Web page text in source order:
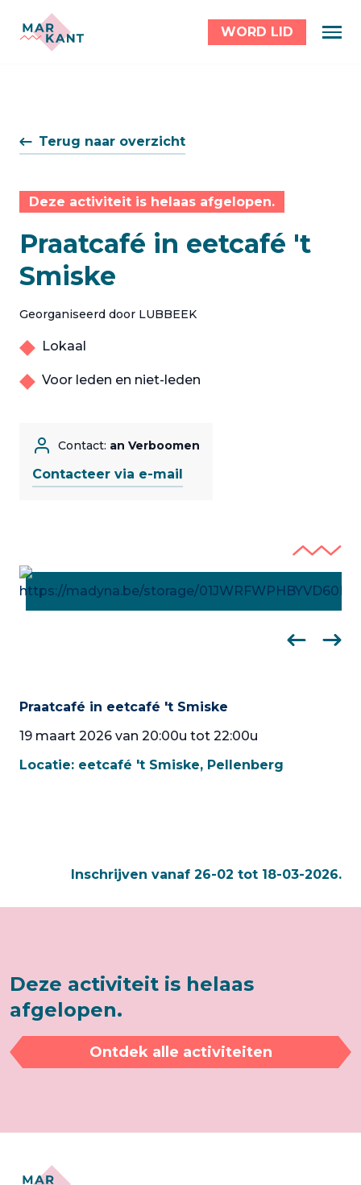
WORD LID
Terug naar overzicht
Deze activiteit is helaas afgelopen.
Praatcafé in eetcafé 't
Smiske
Georganiseerd door LUBBEEK
Lokaal
Voor leden en niet-leden
Contact: an Verboomen
Contacteer via e-mail
Praatcafé in eetcafé 't Smiske
19 maart 2026 van 20:00u tot 22:00u
Locatie: eetcafé 't Smiske, Pellenberg
Inschrijven vanaf 26-02 tot 18-03-2026.
Deze activiteit is helaas
afgelopen.
Ontdek alle activiteiten